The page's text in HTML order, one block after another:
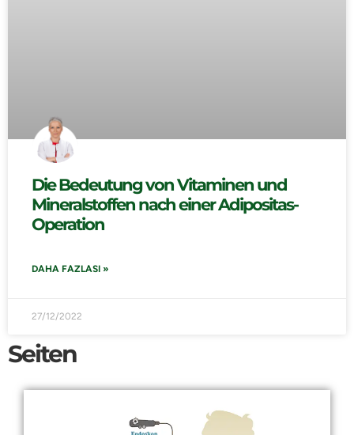
Die Bedeutung von Vitaminen und
Mineralstoffen nach einer Adipositas-
Operation
DAHA FAZLASI »
27/12/2022
Seiten